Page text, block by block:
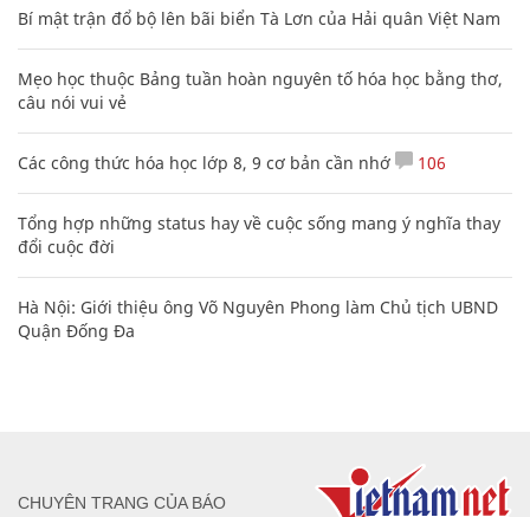
Bí mật trận đổ bộ lên bãi biển Tà Lơn của Hải quân Việt Nam
Mẹo học thuộc Bảng tuần hoàn nguyên tố hóa học bằng thơ,
câu nói vui vẻ
Các công thức hóa học lớp 8, 9 cơ bản cần nhớ 106
Tổng hợp những status hay về cuộc sống mang ý nghĩa thay
đổi cuộc đời
Hà Nội: Giới thiệu ông Võ Nguyên Phong làm Chủ tịch UBND
Quận Đống Đa
CHUYÊN TRANG CỦA BÁO